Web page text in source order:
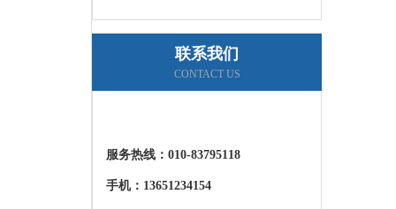
联系我们
CONTACT US
服务热线： 010-83795118
手机：13651234154